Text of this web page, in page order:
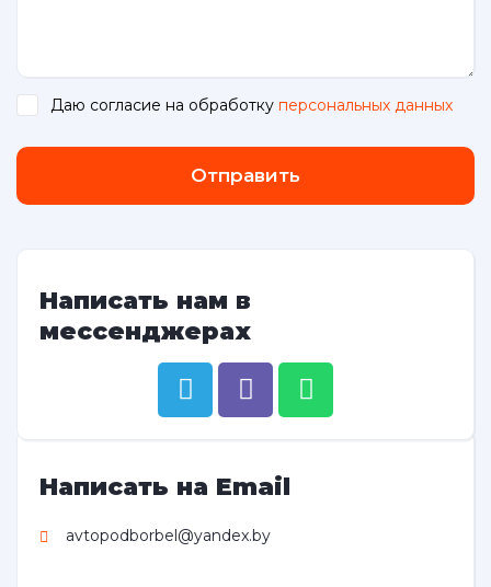
Даю согласие на обработку персональных данных
Отправить
Написать нам в
мессенджерах
Написать на Email
avtopodborbel@yandex.by